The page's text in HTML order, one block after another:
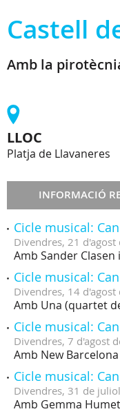
Castell
Amb la
LLOC
Platja de Llavaneres
INFORMACIÓ
Cicle musical:
Divendres, 21 d'agost
Amb Sander
Cicle musical:
Divendres, 14 d'agost
Amb Una (quartet
Cicle musical:
Divendres, 7 d'agost
Amb New
Cicle musical:
Divendres, 31 de juliol
Amb Gemma